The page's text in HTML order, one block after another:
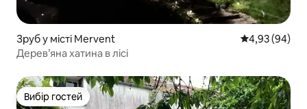
Зруб у місті Mervent Середня
4,93 (94)
Дерев’яна хатина в лісі
Вибір гостей
Вибір гостей